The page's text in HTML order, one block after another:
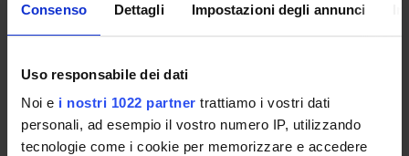
Consenso Dettagli Impostazioni degli annunci
Uso responsabile dei dati
Noi e i nostri 1022 partner trattiamo i vostri dati
personali, ad esempio il vostro numero IP, utilizzando
tecnologie come i cookie per memorizzare e accedere
INCARICHI